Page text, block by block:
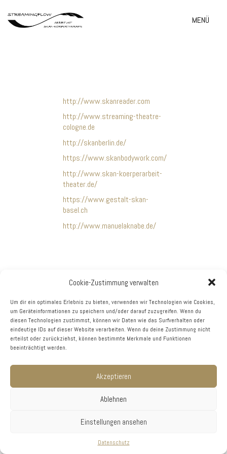
Cookie-Zustimmung verwalten
Um dir ein optimales Erlebnis zu bieten, verwenden wir Technologien wie Cookies,
um Geräteinformationen zu speichern und/oder darauf zuzugreifen. Wenn du
diesen Technologien zustimmst, können wir Daten wie das Surfverhalten oder
eindeutige IDs auf dieser Website verarbeiten. Wenn du deine Zustimmung nicht
erteilst oder zurückziehst, können bestimmte Merkmale und Funktionen
beeinträchtigt werden.
Akzeptieren
Ablehnen
Einstellungen ansehen
Datenschutz
MENÜ
http://www.skanreader.com
http://www.streaming-theatre-
cologne.de
http://skanberlin.de/
https://www.skanbodywork.com/
http://www.skan-koerperarbeit-
theater.de/
https://www.gestalt-skan-
basel.ch
http://www.manuelaknabe.de/